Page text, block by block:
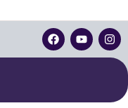
F
a
c
o
Y
o
u
e
I
n
s
r